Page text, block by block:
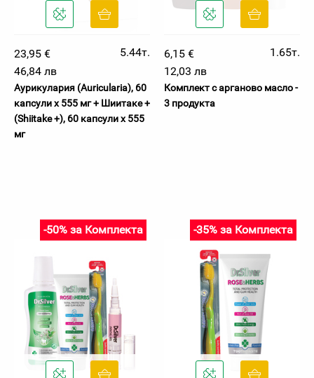
23,95 €
5.44т.
46,84 лв
Аурикулария (Auricularia), 60
капсули х 555 мг + Шиитаке +
(Shiitake +), 60 капсули х 555
мг
6,15 €
1.65т.
12,03 лв
Комплект с арганово масло -
3 продукта
-50% за Комплекта -35% за Комплекта